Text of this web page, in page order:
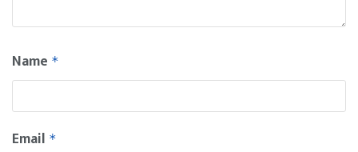
Name *
Email *